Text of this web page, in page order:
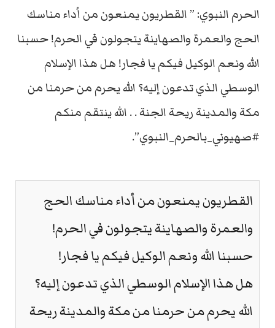
الحرم النبوي: ” القطريون يمنعون من أداء مناسك
الحج والعمرة والصهاينة يتجولون في الحرم! حسبنا
الله ونعم الوكيل فيكم يا فجار! هل هذا الإسلام
الوسطي الذي تدعون إليه؟ الله يحرم من حرمنا من
مكة والمدينة ريحة الجنة . . الله ينتقم منكم
#صهيوني_بالحرم_النبوي”.
القطريون يمنعون من أداء مناسك الحج
والعمرة والصهاينة يتجولون في الحرم!
حسبنا الله ونعم الوكيل فيكم يا فجار!
هل هذا الإسلام الوسطي الذي تدعون إليه؟
الله يحرم من حرمنا من مكة والمدينة ريحة